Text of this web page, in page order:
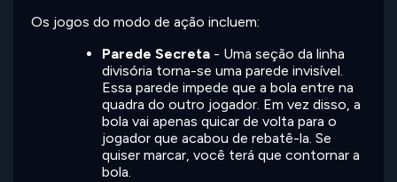
Os jogos do modo de ação incluem:
Parede Secreta - Uma seção da linha
divisória torna-se uma parede invisível.
Essa parede impede que a bola entre na
quadra do outro jogador. Em vez disso, a
bola vai apenas quicar de volta para o
jogador que acabou de rebatê-la. Se
quiser marcar, você terá que contornar a
bola.